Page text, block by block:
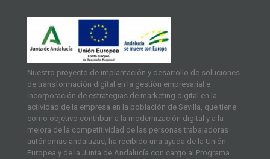
Nuestro proyecto de implantación y desarrollo de soluciones
de transformación digital en la gestión empresarial e
incorporación de estrategias de marketing digital en la
actividad de la empresa en la población de Sevilla, que tiene
como objetivo contribuir a la modernización digital y a la
mejora de la competitividad de las personas trabajadoras
autónomas andaluzas, ha recibido una ayuda de la Unión
Europea y de la Junta de Andalucía con cargo al Programa